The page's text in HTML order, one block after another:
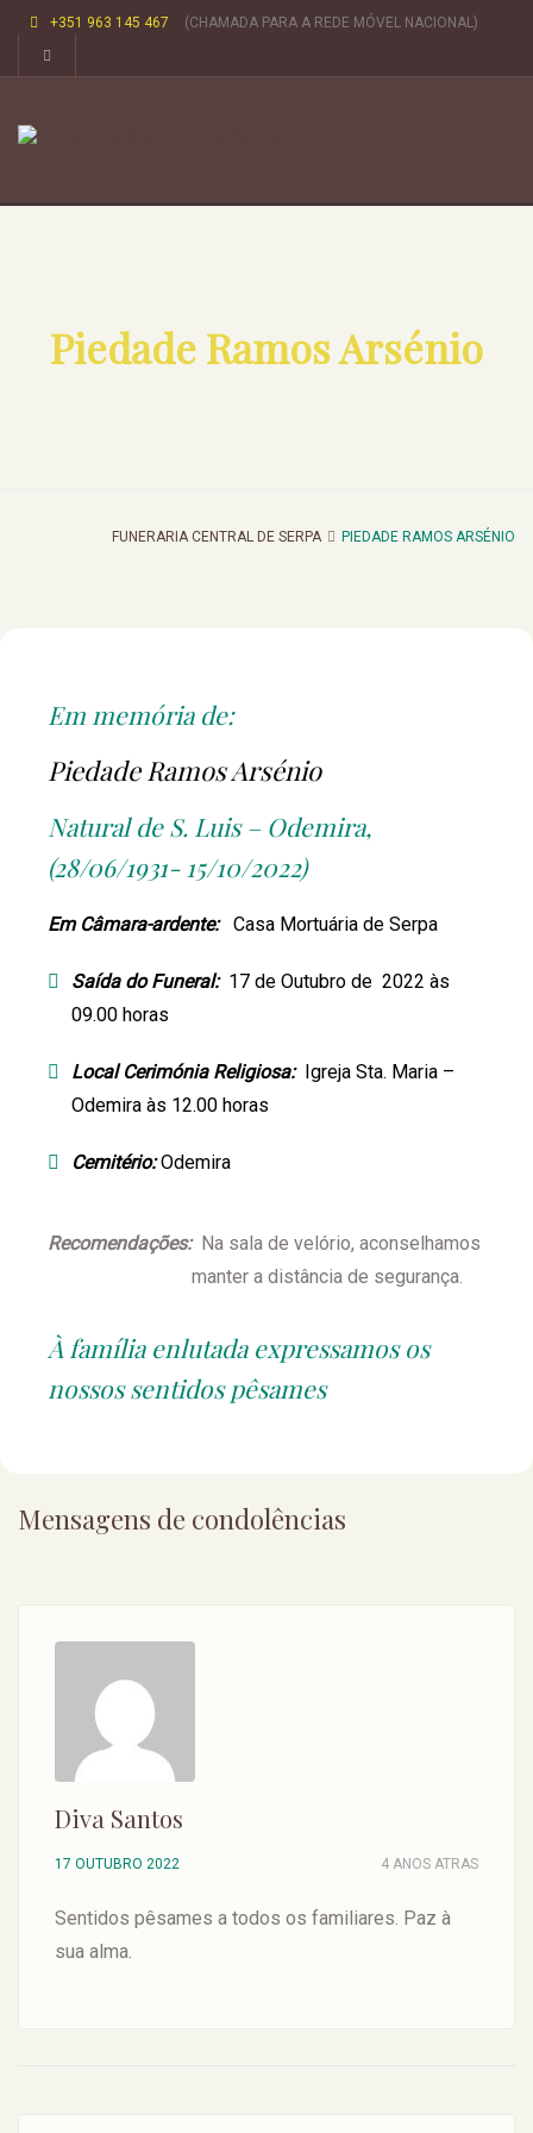
+351 963 145 467 (CHAMADA PARA A REDE MÓVEL NACIONAL)
Piedade Ramos Arsénio
FUNERARIA CENTRAL DE SERPA PIEDADE RAMOS ARSÉNIO
Em memória de:
Piedade Ramos Arsénio
Natural de S. Luis – Odemira,
(28/06/1931- 15/10/2022)
Em Câmara-ardente: Casa Mortuária de Serpa
Saída do Funeral: 17 de Outubro de 2022 às
09.00 horas
Local Cerimónia Religiosa: Igreja Sta. Maria –
Odemira às 12.00 horas
Cemitério:Odemira
Recomendações:Na sala de velório, aconselhamos
manter a distância de segurança.
À família enlutada expressamos os
nossos sentidos pêsames
Mensagens de condolências
Diva Santos
17 OUTUBRO 2022 4 ANOS ATRAS
Sentidos pêsames a todos os familiares. Paz à
sua alma.